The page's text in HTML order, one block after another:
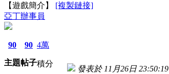
【遊戲簡介】 [複製鏈接]
亞丁辦事員
90
主題
90
帖子
4萬
積分
發表於 11月26日 23:50:19